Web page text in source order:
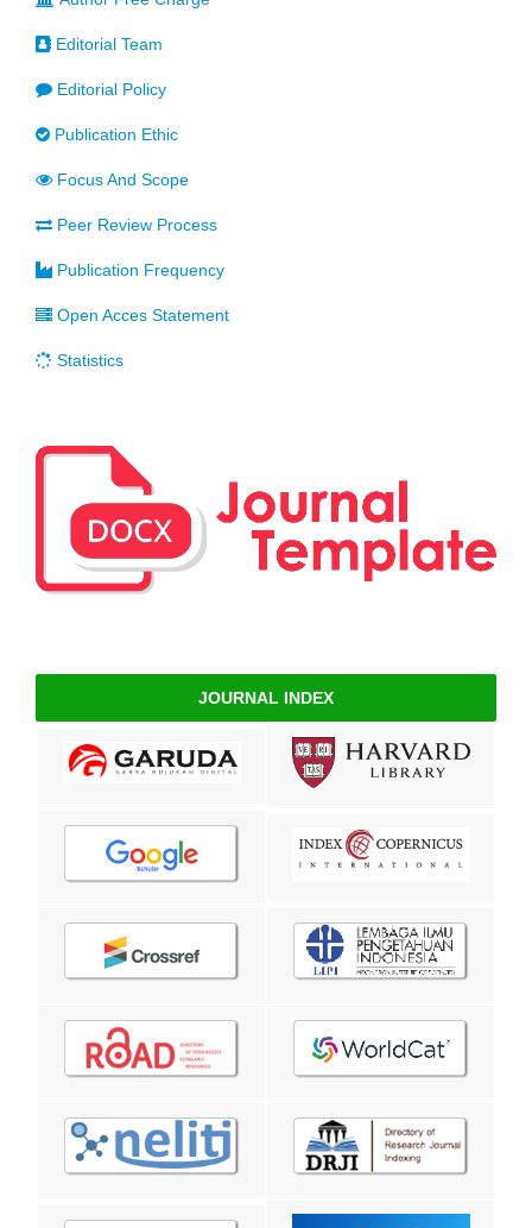
Editorial Team
Editorial Policy
Publication Ethic
Focus And Scope
Peer Review Process
Publication Frequency
Open Acces Statement
Statistics
JOURNAL INDEX